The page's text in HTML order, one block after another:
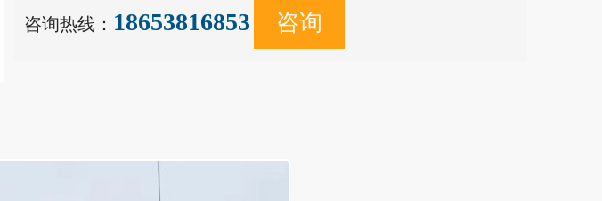
咨询热线： 18653816853 咨询